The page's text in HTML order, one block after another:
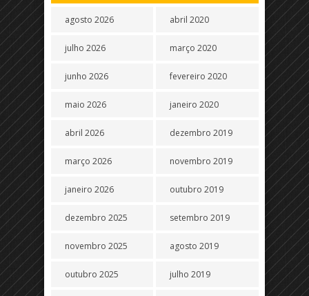
agosto 2026
julho 2026
junho 2026
maio 2026
abril 2026
março 2026
janeiro 2026
dezembro 2025
novembro 2025
outubro 2025
abril 2020
março 2020
fevereiro 2020
janeiro 2020
dezembro 2019
novembro 2019
outubro 2019
setembro 2019
agosto 2019
julho 2019